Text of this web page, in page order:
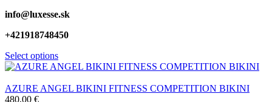
info@luxesse.sk
+421918748450
Select options
AZURE ANGEL BIKINI FITNESS COMPETITION BIKINI
480,00 €